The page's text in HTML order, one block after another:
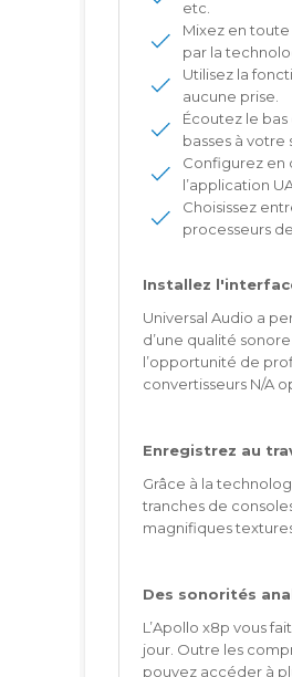
etc.
Mixez en
par la
Utilisez la
aucune prise.
Écoutez le
basses à
Configurez en
l’application
Choisissez
processeurs
Installez
Universal Audio a
d’une qualité
l’opportunité de
convertisseurs N/A
Enregistrez au
Grâce à la
tranches de
magnifiques
Des sonorités
L’Apollo x8p vous
jour. Outre les
pouvez accéder à